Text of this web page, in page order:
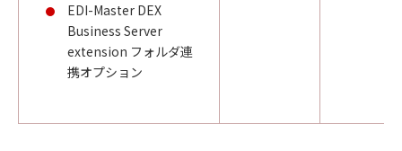
EDI-Master DEX
Business Server
extension フォルダ連
携オプション